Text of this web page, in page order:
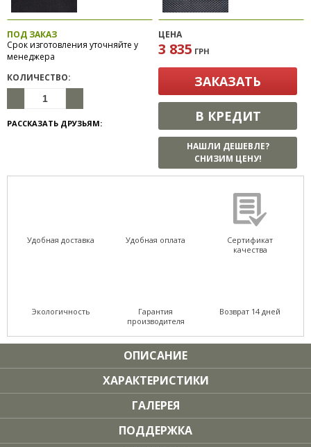
ПОД ЗАКАЗ
Срок изготовления уточняйте у
менеджера
КОЛИЧЕСТВО:
РАССКАЗАТЬ ДРУЗЬЯМ:
ЦЕНА
3 835 ГРН
ЗАКАЗАТЬ
В КРЕДИТ
НАШЛИ ДЕШЕВЛЕ?
СНИЗИМ ЦЕНУ!
Удобная доставка Удобная оплата
Сертификат
качества
Экологичность
Гарантия
производителя
Возврат 14 дней
ОПИСАНИЕ
ХАРАКТЕРИСТИКИ
ГАЛЕРЕЯ
ПОДДЕРЖКА